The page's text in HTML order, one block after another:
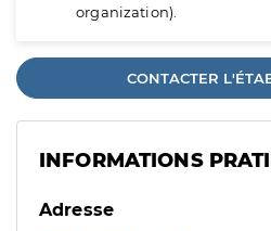
organization).
CONTACTER
INFORMATIONS
Adresse